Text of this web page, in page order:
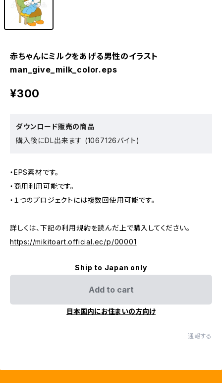
赤ちゃんにミルクをあげる男性のイラスト
man_give_milk_color.eps
¥300
ダウンロード販売の商品
購入後にDL出来ます (1067126バイト)
・EPS素材です。
・商用利用可能です。
・１つのプロジェクトには複数回使用可能です。
詳しくは、下記の利用規約を読んだ上で購入してください。
https://mikitoart.official.ec/p/00001
Ship to Japan only
Add to cart
日本国内にお住まいの方向け
通報する